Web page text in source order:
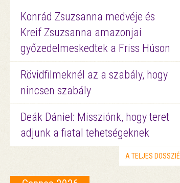
Konrád Zsuzsanna medvéje és
Kreif Zsuzsanna amazonjai
győzedelmeskedtek a Friss Húson
Rövidfilmeknél az a szabály, hogy
nincsen szabály
Deák Dániel: Missziónk, hogy teret
adjunk a fiatal tehetségeknek
A TELJES DOSSZIÉ